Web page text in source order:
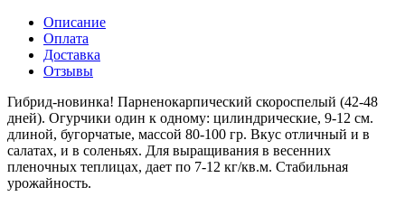
Описание
Оплата
Доставка
Отзывы
Гибрид-новинка! Парненокарпический скороспелый (42-48
дней). Огурчики один к одному: цилиндрические, 9-12 см.
длиной, бугорчатые, массой 80-100 гр. Вкус отличный и в
салатах, и в соленьях. Для выращивания в весенних
пленочных теплицах, дает по 7-12 кг/кв.м. Стабильная
урожайность.